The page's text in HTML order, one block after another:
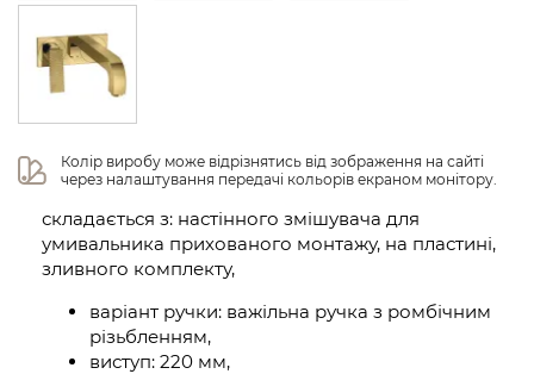
Колір виробу може відрізнятись від зображення на сайті
через налаштування передачі кольорів екраном монітору.
складається з: настінного змішувача для
умивальника прихованого монтажу, на пластині,
зливного комплекту,
варіант ручки: важільна ручка з ромбічним
різьбленням,
виступ: 220 мм,